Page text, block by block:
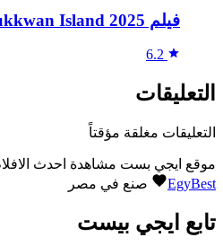
فيلم Sukkwan Island 2025 مترجم HD
6.2
التعليقات
التعليقات مغلقة مؤقتاً
موقع ايجي بست مشاهدة احدث
EgyBest
صنع في مصر
تابع ايجي بيست